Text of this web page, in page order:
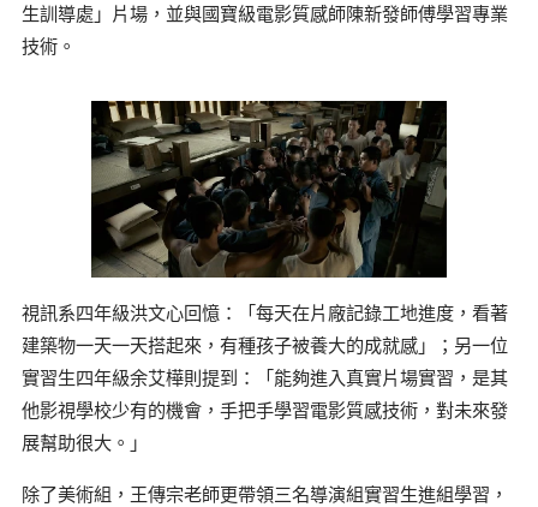
生訓導處」片場，並與國寶級電影質感師陳新發師傅學習專業
技術。
視訊系四年級洪文心回憶：「每天在片廠記錄工地進度，看著
建築物一天一天搭起來，有種孩子被養大的成就感」；另一位
實習生四年級余艾樺則提到：「能夠進入真實片場實習，是其
他影視學校少有的機會，手把手學習電影質感技術，對未來發
展幫助很大。」
除了美術組，王傳宗老師更帶領三名導演組實習生進組學習，